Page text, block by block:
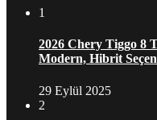
1
2026 Chery Tiggo 8
Modern, Hibrit
29 Eylül 2025
2